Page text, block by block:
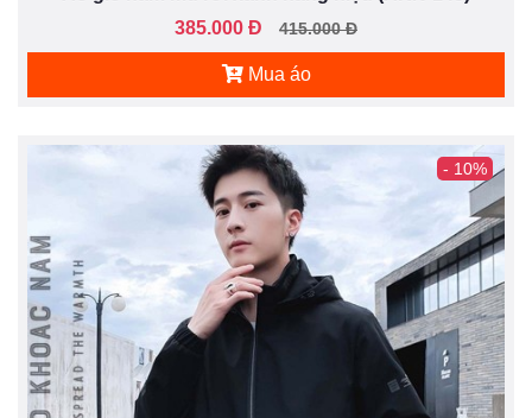
385.000 Đ
415.000 Đ
Mua áo
- 10%